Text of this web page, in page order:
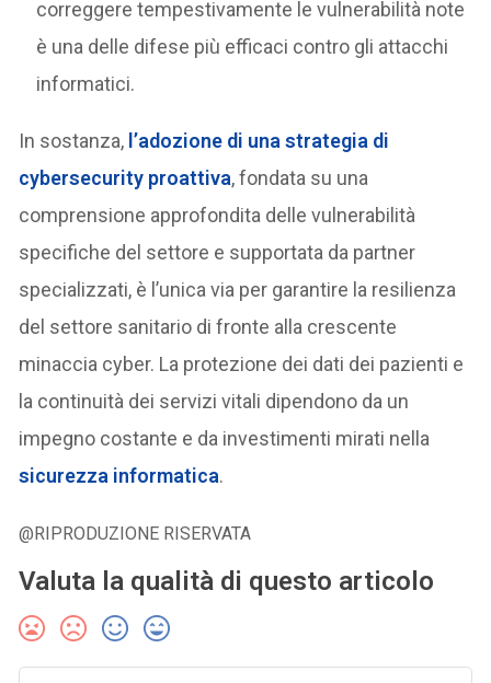
correggere tempestivamente le vulnerabilità note
è una delle difese più efficaci contro gli attacchi
informatici.
In sostanza, l’adozione di una strategia di
cybersecurity proattiva, fondata su una
comprensione approfondita delle vulnerabilità
specifiche del settore e supportata da partner
specializzati, è l’unica via per garantire la resilienza
del settore sanitario di fronte alla crescente
minaccia cyber. La protezione dei dati dei pazienti e
la continuità dei servizi vitali dipendono da un
impegno costante e da investimenti mirati nella
sicurezza informatica.
@RIPRODUZIONE RISERVATA
Valuta la qualità di questo articolo